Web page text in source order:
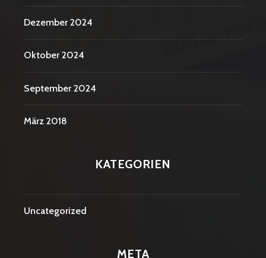
Dezember 2024
Oktober 2024
September 2024
März 2018
KATEGORIEN
Uncategorized
META